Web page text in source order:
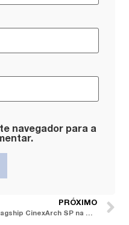
navegador para a
PRÓXIMO
Flagship CinexArch SP na Alameda Gabriel completa dois anos unindo design italiano e alma brasileira